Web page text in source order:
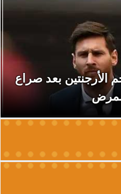
بعد صراع